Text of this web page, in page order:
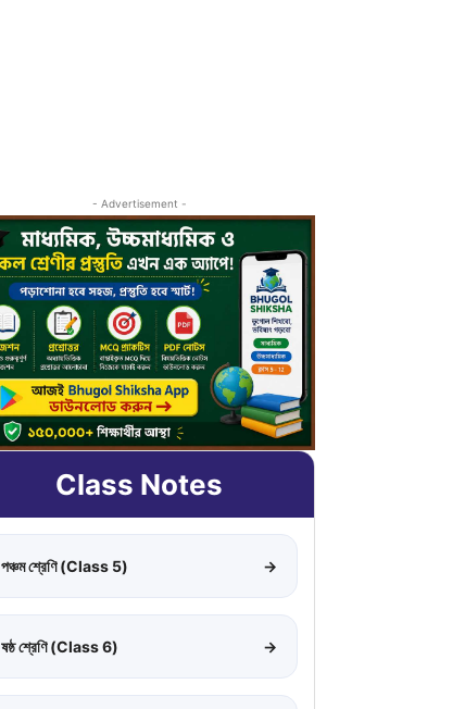
- Advertisement -
Class Notes
পঞ্চম শ্রেণি (Class 5) →
ষষ্ঠ শ্রেণি (Class 6) →